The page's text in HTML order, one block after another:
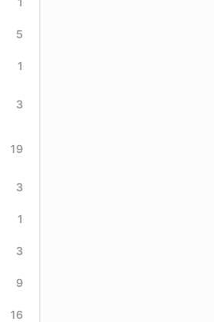
5
1
3
19
3
1
3
9
16